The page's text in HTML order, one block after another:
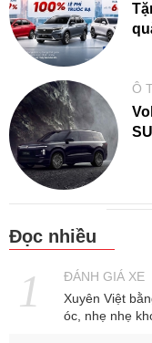
Ô
Đọc nhiều
ĐÁNH GIÁ XE
Xuyên Việt
óc, nhẹ nhẹ